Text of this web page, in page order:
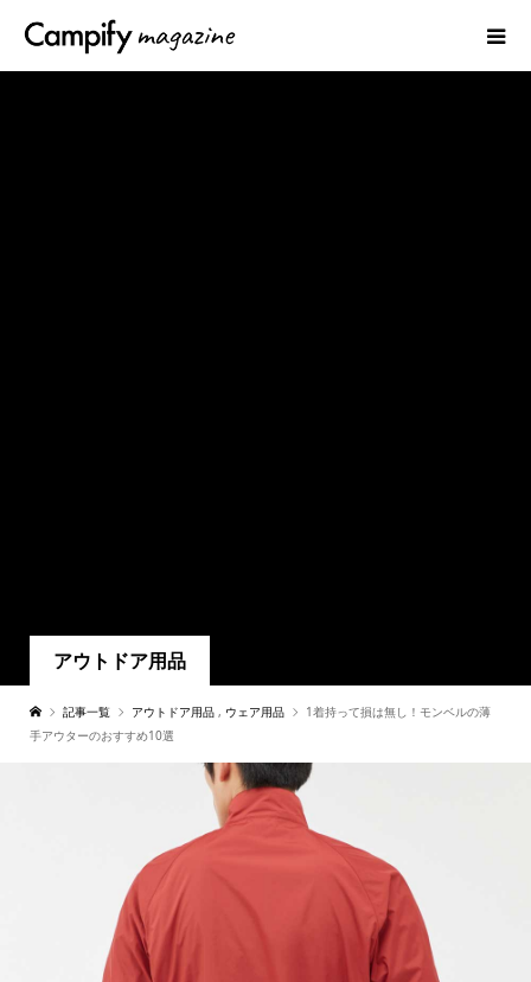
アウトドア用品
記事一覧 アウトドア用品 , ウェア用品
1着持って損は無し！モンベルの薄
手アウターのおすすめ10選